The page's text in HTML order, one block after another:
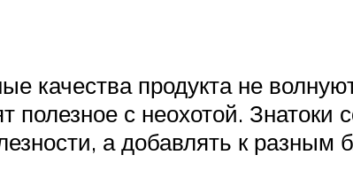
качества продукта не
с неохотой. Знатоки
а добавлять к разным